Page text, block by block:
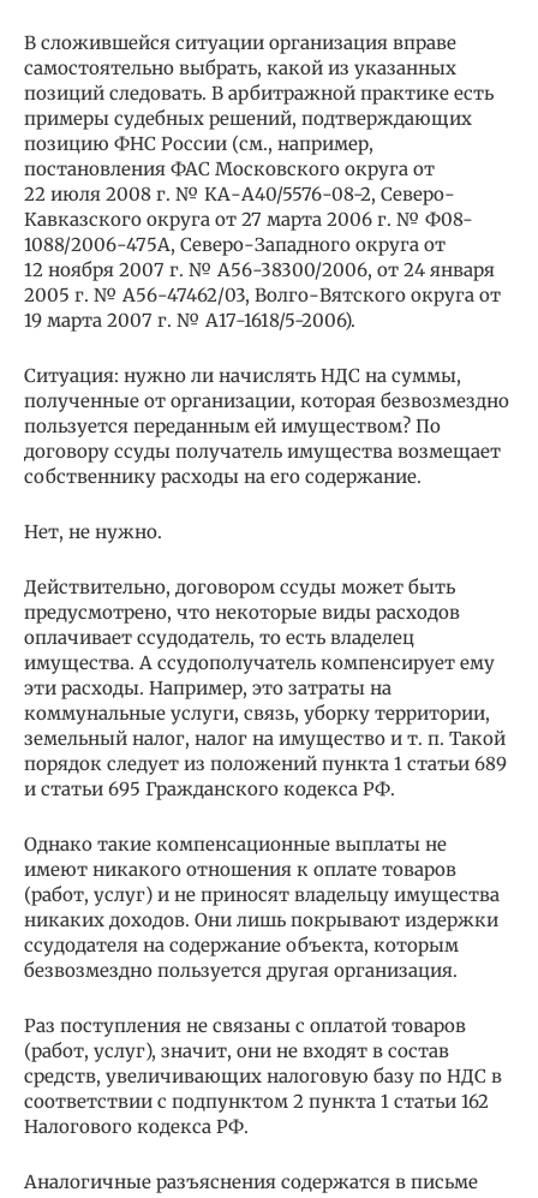
В сложившейся ситуации организация вправе
самостоятельно выбрать, какой из указанных
позиций следовать. В арбитражной практике есть
примеры судебных решений, подтверждающих
позицию ФНС России (см., например,
постановления ФАС Московского округа от
22 июля 2008 г. № КА-А40/5576-08-2, Северо-
Кавказского округа от 27 марта 2006 г. № Ф08-
1088/2006-475А, Северо-Западного округа от
12 ноября 2007 г. № А56-38300/2006, от 24 января
2005 г. № А56-47462/03, Волго-Вятского округа от
19 марта 2007 г. № А17-1618/5-2006).
Ситуация: нужно ли начислять НДС на суммы,
полученные от организации, которая безвозмездно
пользуется переданным ей имуществом? По
договору ссуды получатель имущества возмещает
собственнику расходы на его содержание.
Нет, не нужно.
Действительно, договором ссуды может быть
предусмотрено, что некоторые виды расходов
оплачивает ссудодатель, то есть владелец
имущества. А ссудополучатель компенсирует ему
эти расходы. Например, это затраты на
коммунальные услуги, связь, уборку территории,
земельный налог, налог на имущество и т. п. Такой
порядок следует из положений пункта 1 статьи 689
и статьи 695 Гражданского кодекса РФ.
Однако такие компенсационные выплаты не
имеют никакого отношения к оплате товаров
(работ, услуг) и не приносят владельцу имущества
никаких доходов. Они лишь покрывают издержки
ссудодателя на содержание объекта, которым
безвозмездно пользуется другая организация.
Раз поступления не связаны с оплатой товаров
(работ, услуг), значит, они не входят в состав
средств, увеличивающих налоговую базу по НДС в
соответствии с подпунктом 2 пункта 1 статьи 162
Налогового кодекса РФ.
Аналогичные разъяснения содержатся в письме